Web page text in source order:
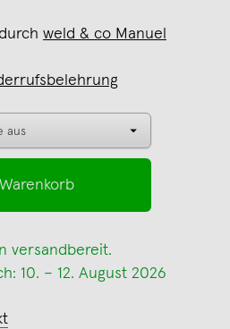
weld & co Manuel
versandbereit.
10. – 12. August 2026